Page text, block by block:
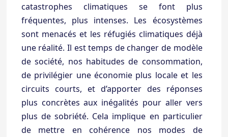
catastrophes climatiques se font plus
fréquentes, plus intenses. Les écosystèmes
sont menacés et les réfugiés climatiques déjà
une réalité. Il est temps de changer de modèle
de société, nos habitudes de consommation,
de privilégier une économie plus locale et les
circuits courts, et d’apporter des réponses
plus concrètes aux inégalités pour aller vers
plus de sobriété. Cela implique en particulier
de mettre en cohérence nos modes de